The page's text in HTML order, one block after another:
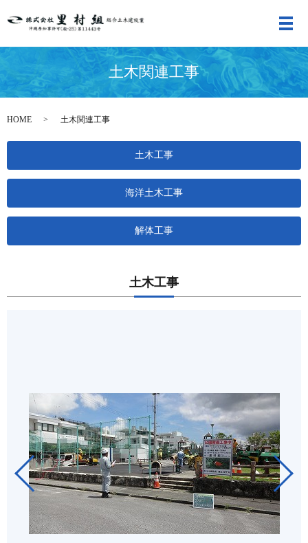
メ
土木関連工事
HOME 土木関連工事
土木工事
海洋土木工事
解体工事
土木工事